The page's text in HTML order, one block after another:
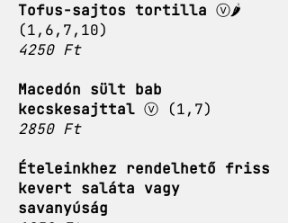
Tofus-sajtos tortilla ⓥ🌶️
(1,6,7,10)
4250 Ft
Macedón sült bab
kecskesajttal ⓥ (1,7)
2850 Ft
Ételeinkhez rendelhető friss
kevert saláta vagy
savanyúság